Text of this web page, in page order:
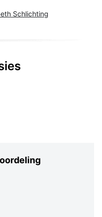
Schlichting
een beoordeling